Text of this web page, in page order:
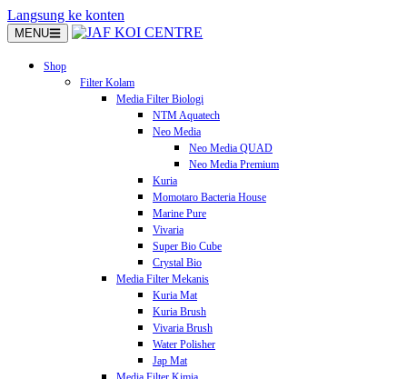
Langsung ke konten
MENU
Shop
Filter Kolam
Media Filter Biologi
NTM Aquatech
Neo Media
Neo Media QUAD
Neo Media Premium
Kuria
Momotaro Bacteria House
Marine Pure
Vivaria
Super Bio Cube
Crystal Bio
Media Filter Mekanis
Kuria Mat
Kuria Brush
Vivaria Brush
Water Polisher
Jap Mat